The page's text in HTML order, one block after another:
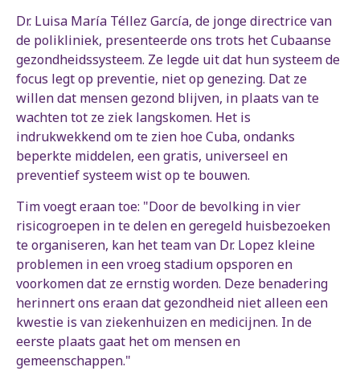
Dr. Luisa María Téllez García, de jonge directrice van
de polikliniek, presenteerde ons trots het Cubaanse
gezondheidssysteem. Ze legde uit dat hun systeem de
focus legt op preventie, niet op genezing. Dat ze
willen dat mensen gezond blijven, in plaats van te
wachten tot ze ziek langskomen. Het is
indrukwekkend om te zien hoe Cuba, ondanks
beperkte middelen, een gratis, universeel en
preventief systeem wist op te bouwen.
Tim voegt eraan toe: "Door de bevolking in vier
risicogroepen in te delen en geregeld huisbezoeken
te organiseren, kan het team van Dr. Lopez kleine
problemen in een vroeg stadium opsporen en
voorkomen dat ze ernstig worden. Deze benadering
herinnert ons eraan dat gezondheid niet alleen een
kwestie is van ziekenhuizen en medicijnen. In de
eerste plaats gaat het om mensen en
gemeenschappen."